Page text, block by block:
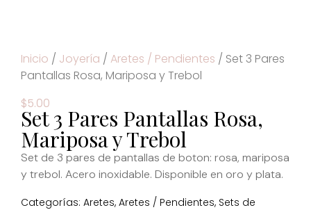
Inicio / Joyería / Aretes / Pendientes / Set 3 Pares
Pantallas Rosa, Mariposa y Trebol
$5.00
Set 3 Pares Pantallas Rosa,
Mariposa y Trebol
Set de 3 pares de pantallas de boton: rosa, mariposa
y trebol. Acero inoxidable. Disponible en oro y plata.
Categorías: Aretes, Aretes / Pendientes, Sets de